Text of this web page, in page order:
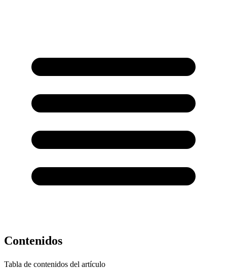
Contenidos
Tabla de contenidos del artículo